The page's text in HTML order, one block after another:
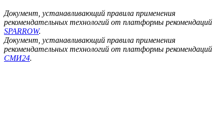
Документ, устанавливающий правила применения
рекомендательных технологий от платформы рекомендаций
SPARROW.
Документ, устанавливающий правила применения
рекомендательных технологий от платформы рекомендаций
СМИ24.